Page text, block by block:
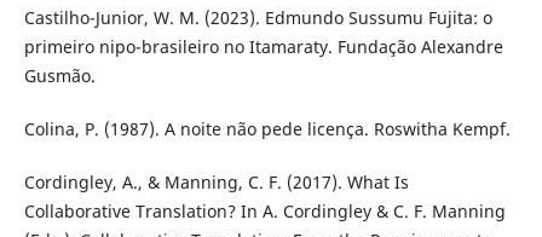
Castilho-Junior, W. M. (2023). Edmundo Sussumu Fujita: o
primeiro nipo-brasileiro no Itamaraty. Fundação Alexandre
Gusmão.
Colina, P. (1987). A noite não pede licença. Roswitha Kempf.
Cordingley, A., & Manning, C. F. (2017). What Is
Collaborative Translation? In A. Cordingley & C. F. Manning